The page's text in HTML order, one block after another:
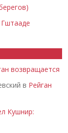
возвращается
в Рейган
Кушнир: